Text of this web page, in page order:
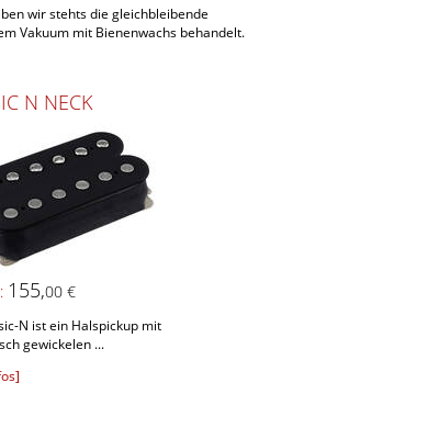
wir stehts die gleichbleibende
Vakuum mit Bienenwachs behandelt.
N NECK
155,00 €
N ist ein Halspickup mit
gewickelen ...